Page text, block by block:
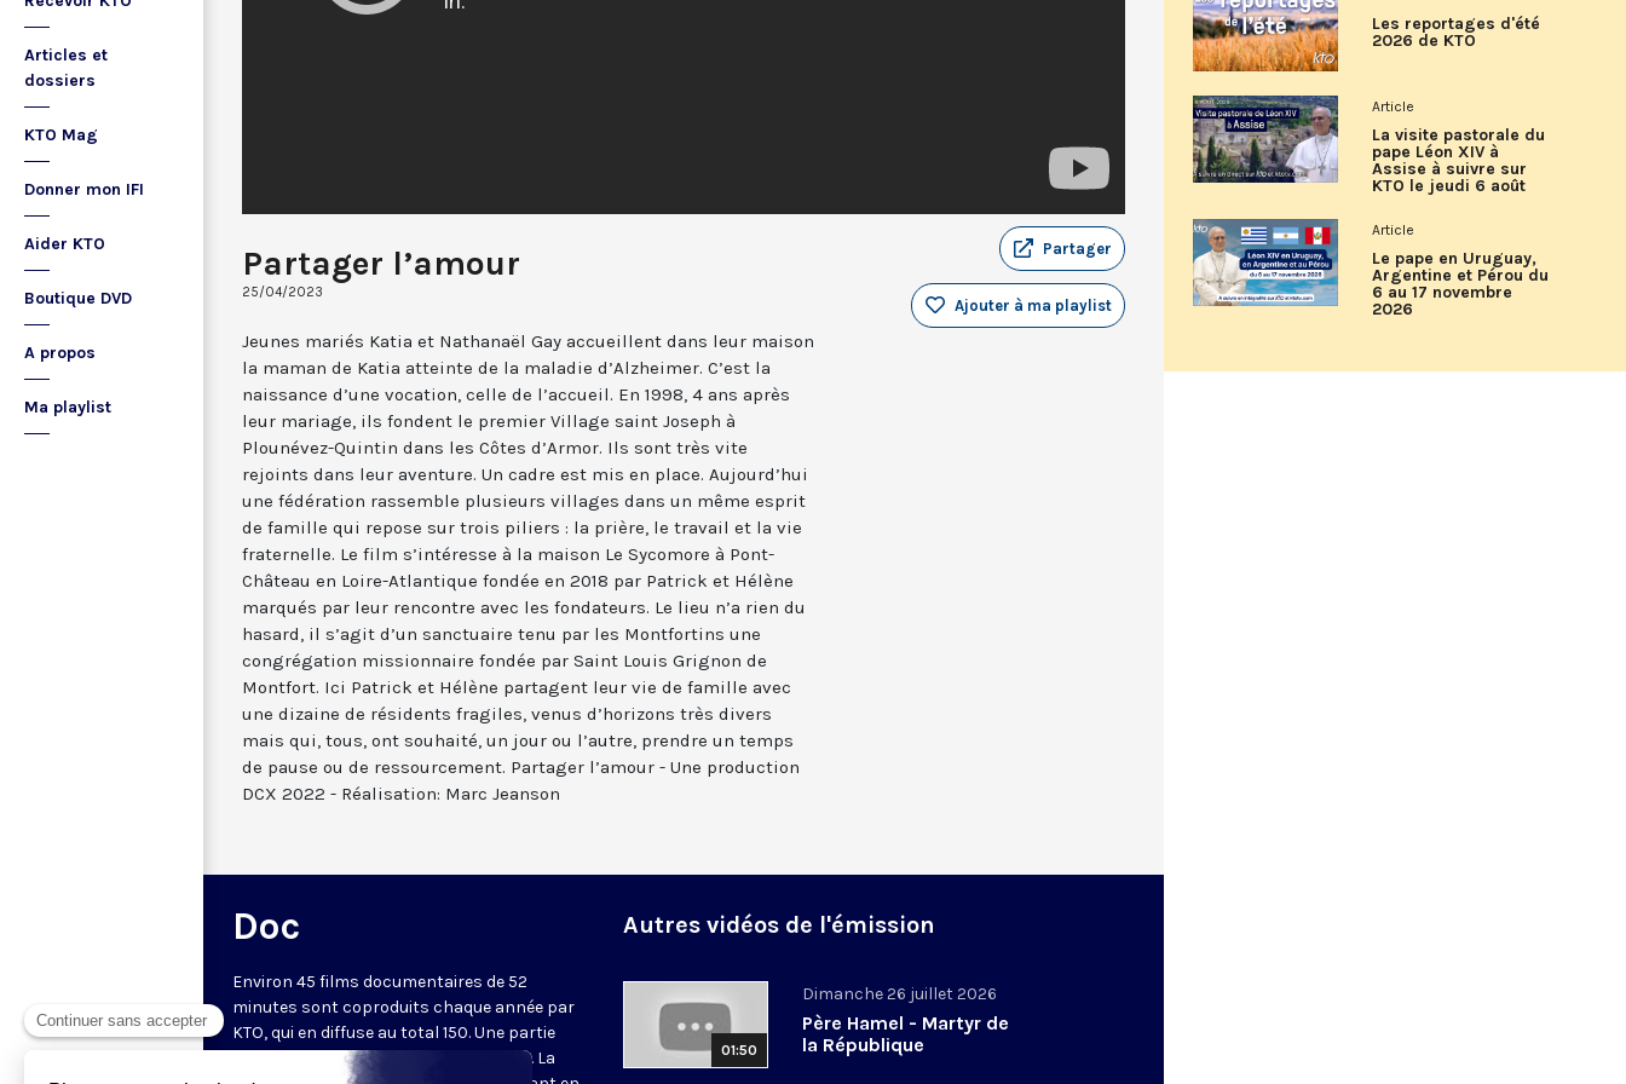
Articles et
dossiers
KTO Mag
Donner mon IFI
Aider KTO
Boutique DVD
A propos
Ma playlist
Partager l’amour
25/04/2023
Partager
Ajouter à ma playlist
Jeunes mariés Katia et Nathanaël Gay accueillent dans leur maison
la maman de Katia atteinte de la maladie d’Alzheimer. C’est la
naissance d’une vocation, celle de l’accueil. En 1998, 4 ans après
leur mariage, ils fondent le premier Village saint Joseph à
Plounévez-Quintin dans les Côtes d’Armor. Ils sont très vite
rejoints dans leur aventure. Un cadre est mis en place. Aujourd’hui
une fédération rassemble plusieurs villages dans un même esprit
de famille qui repose sur trois piliers : la prière, le travail et la vie
fraternelle. Le film s’intéresse à la maison Le Sycomore à Pont-
Château en Loire-Atlantique fondée en 2018 par Patrick et Hélène
marqués par leur rencontre avec les fondateurs. Le lieu n’a rien du
hasard, il s’agit d’un sanctuaire tenu par les Montfortins une
congrégation missionnaire fondée par Saint Louis Grignon de
Montfort. Ici Patrick et Hélène partagent leur vie de famille avec
une dizaine de résidents fragiles, venus d’horizons très divers
mais qui, tous, ont souhaité, un jour ou l’autre, prendre un temps
de pause ou de ressourcement. Partager l’amour - Une production
DCX 2022 - Réalisation: Marc Jeanson
Doc
Environ 45 films documentaires de 52
minutes sont coproduits chaque année par
KTO, qui en diffuse au total 150. Une partie
d'entre eux est disponible sur Internet. La
Autres vidéos de l'émission
01:50
Dimanche 26 juillet 2026
Père Hamel - Martyr de
la République
Les reportages d'été
2026 de KTO
Article
La visite pastorale du
pape Léon XIV à
Assise à suivre sur
KTO le jeudi 6 août
Article
Le pape en Uruguay,
Argentine et Pérou du
6 au 17 novembre
2026